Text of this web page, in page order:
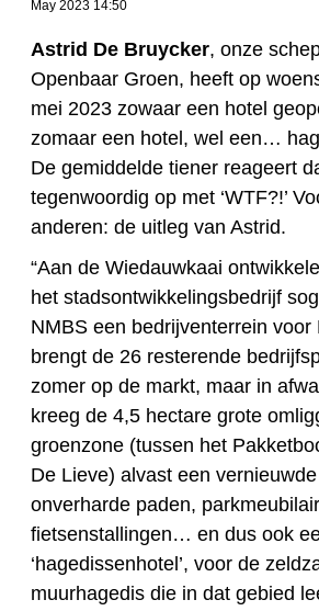
May 2023 14:50
Astrid De Bruycker, onze
Openbaar Groen, heeft op
mei 2023 zowaar een hotel
zomaar een hotel, wel een…
De gemiddelde tiener reageert
tegenwoordig op met ‘WTF?!’
anderen: de uitleg van Astrid.
“Aan de Wiedauwkaai
het stadsontwikkelingsbedrijf
NMBS een bedrijventerrein voor
brengt de 26 resterende
zomer op de markt, maar in
kreeg de 4,5 hectare grote
groenzone (tussen het
De Lieve) alvast een
onverharde paden,
fietsenstallingen… en dus ook
‘hagedissenhotel’, voor de
muurhagedis die in dat gebied